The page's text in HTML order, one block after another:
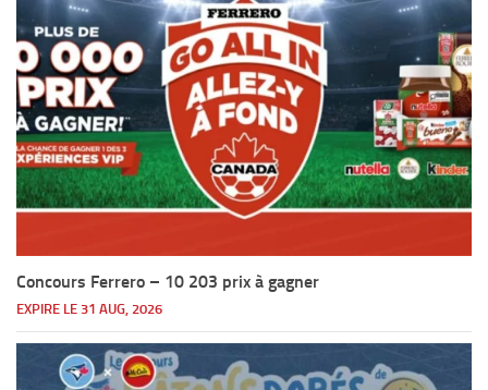
Concours Ferrero – 10 203 prix à gagner
EXPIRE LE 31 AUG, 2026